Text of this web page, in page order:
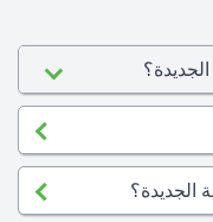
الجديدة؟